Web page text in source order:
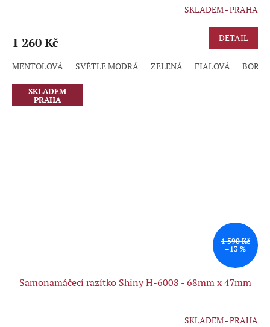
SKLADEM - PRAHA
1 260 Kč DETAIL
MENTOLOVÁ SVĚTLE MODRÁ ZELENÁ FIALOVÁ
SKLADEM
PRAHA
1 590 Kč
–13 %
Samonamáčecí razítko Shiny H-6008 - 68mm x 47mm
SKLADEM - PRAHA